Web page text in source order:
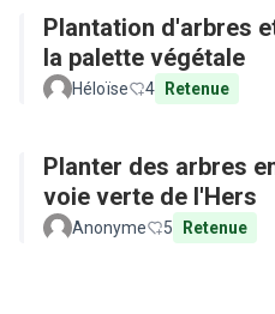
Plantation d'arbres
la palette végétale
Héloïse 4 Retenue
Planter des arbres
voie verte de l'Hers
Anonyme 5 Retenue